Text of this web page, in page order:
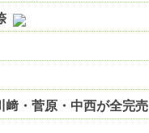
﨑・菅原・中西が全完売